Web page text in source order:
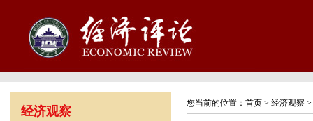
经济观察
您当前的位置： 首页 > 经济观察 >